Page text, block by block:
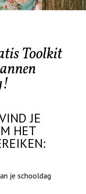
Toolkit
JE
HET
je schooldag